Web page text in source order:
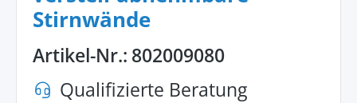
Stirnwände
Artikel-Nr.: 802009080
Qualifizierte Beratung